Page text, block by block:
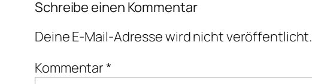
Schreibe einen Kommentar
Deine E-Mail-Adresse wird nicht veröffentlicht.
Kommentar*